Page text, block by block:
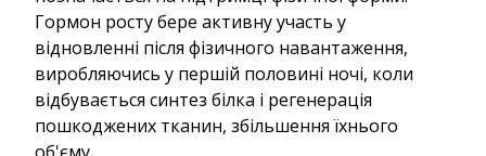
Гормон росту бере активну участь у
відновленні після фізичного навантаження,
виробляючись у першій половині ночі, коли
відбувається синтез білка і регенерація
пошкоджених тканин, збільшення їхнього